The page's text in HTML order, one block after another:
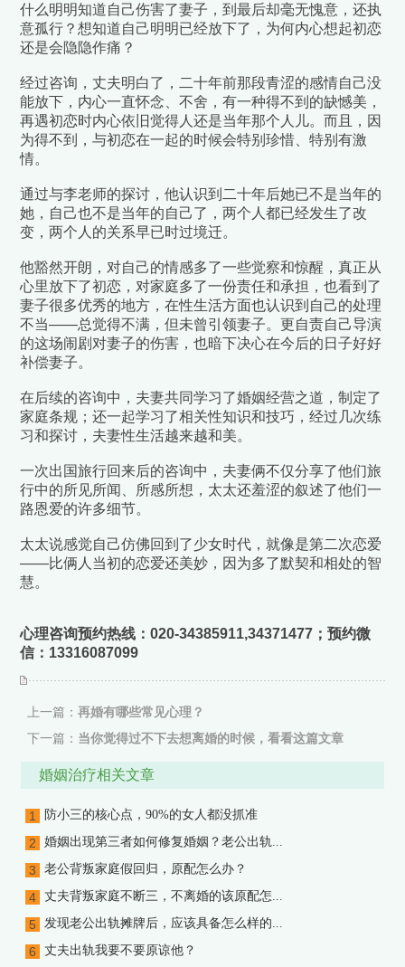
什么明明知道自己伤害了妻子，到最后却毫无愧意，还执
意孤行？想知道自己明明已经放下了，为何内心想起初恋
还是会隐隐作痛？
经过咨询，丈夫明白了，二十年前那段青涩的感情自己没
能放下，内心一直怀念、不舍，有一种得不到的缺憾美，
再遇初恋时内心依旧觉得人还是当年那个人儿。而且，因
为得不到，与初恋在一起的时候会特别珍惜、特别有激
情。
通过与李老师的探讨，他认识到二十年后她已不是当年的
她，自己也不是当年的自己了，两个人都已经发生了改
变，两个人的关系早已时过境迁。
他豁然开朗，对自己的情感多了一些觉察和惊醒，真正从
心里放下了初恋，对家庭多了一份责任和承担，也看到了
妻子很多优秀的地方，在性生活方面也认识到自己的处理
不当——总觉得不满，但未曾引领妻子。更自责自己导演
的这场闹剧对妻子的伤害，也暗下决心在今后的日子好好
补偿妻子。
在后续的咨询中，夫妻共同学习了婚姻经营之道，制定了
家庭条规 ；还一起学习了相关性知识和技巧，经过几次练
习和探讨，夫妻性生活越来越和美。
一次出国旅行回来后的咨询中，夫妻俩不仅分享了他们旅
行中的所见所闻、所感所想，太太还羞涩的叙述了他们一
路恩爱的许多细节。
太太说感觉自己仿佛回到了少女时代，就像是第二次恋爱
——比俩人当初的恋爱还美妙，因为多了默契和相处的智
慧。
心理咨询预约热线：020-34385911,34371477 ；预约微
信： 13316087099
上一篇： 再婚有哪些常见心理？
下一篇： 当你觉得过不下去想离婚的时候，看看这篇文章
婚姻治疗相关文章
1 防小三的核心点，90%的女人都没抓准
2 婚姻出现第三者如何修复婚姻？老公出轨...
3 老公背叛家庭假回归，原配怎么办？
4 丈夫背叛家庭不断三，不离婚的该原配怎...
5 发现老公出轨摊牌后，应该具备怎么样的...
6 丈夫出轨我要不要原谅他？